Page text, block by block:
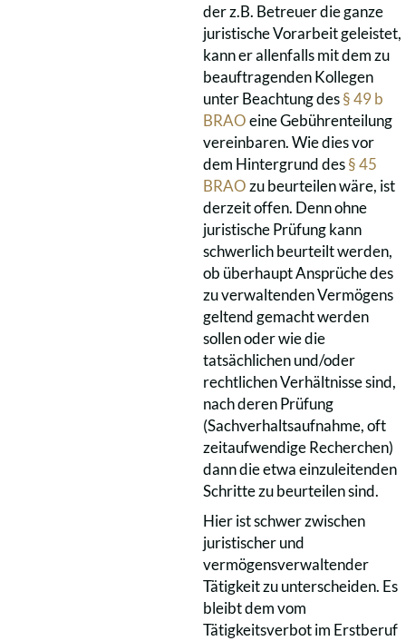
der z.B. Betreuer die ganze
juristische Vorarbeit geleistet,
kann er allenfalls mit dem zu
beauftragenden Kollegen
unter Beachtung des§ 49 b
BRAOeine Gebührenteilung
vereinbaren. Wie dies vor
dem Hintergrund des§ 45
BRAOzu beurteilen wäre, ist
derzeit offen. Denn ohne
juristische Prüfung kann
schwerlich beurteilt werden,
ob überhaupt Ansprüche des
zu verwaltenden Vermögens
geltend gemacht werden
sollen oder wie die
tatsächlichen und/oder
rechtlichen Verhältnisse sind,
nach deren Prüfung
(Sachverhaltsaufnahme, oft
zeitaufwendige Recherchen)
dann die etwa einzuleitenden
Schritte zu beurteilen sind.
Hier ist schwer zwischen
juristischer und
vermögensverwaltender
Tätigkeit zu unterscheiden. Es
bleibt dem vom
Tätigkeitsverbot im Erstberuf